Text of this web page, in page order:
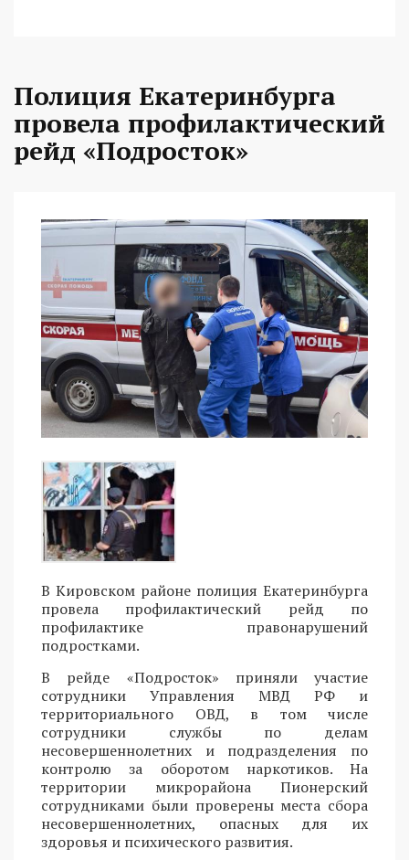
Полиция Екатеринбурга
провела профилактический
рейд «Подросток»
В Кировском районе полиция Екатеринбурга
провела профилактический рейд по
профилактике правонарушений
подростками.
В рейде «Подросток» приняли участие
сотрудники Управления МВД РФ и
территориального ОВД, в том числе
сотрудники службы по делам
несовершеннолетних и подразделения по
контролю за оборотом наркотиков. На
территории микрорайона Пионерский
сотрудниками были проверены места сбора
несовершеннолетних, опасных для их
здоровья и психического развития.